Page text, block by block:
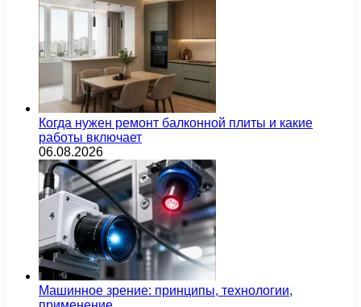
Когда нужен ремонт балконной плиты и какие
работы включает
06.08.2026
Машинное зрение: принципы, технологии,